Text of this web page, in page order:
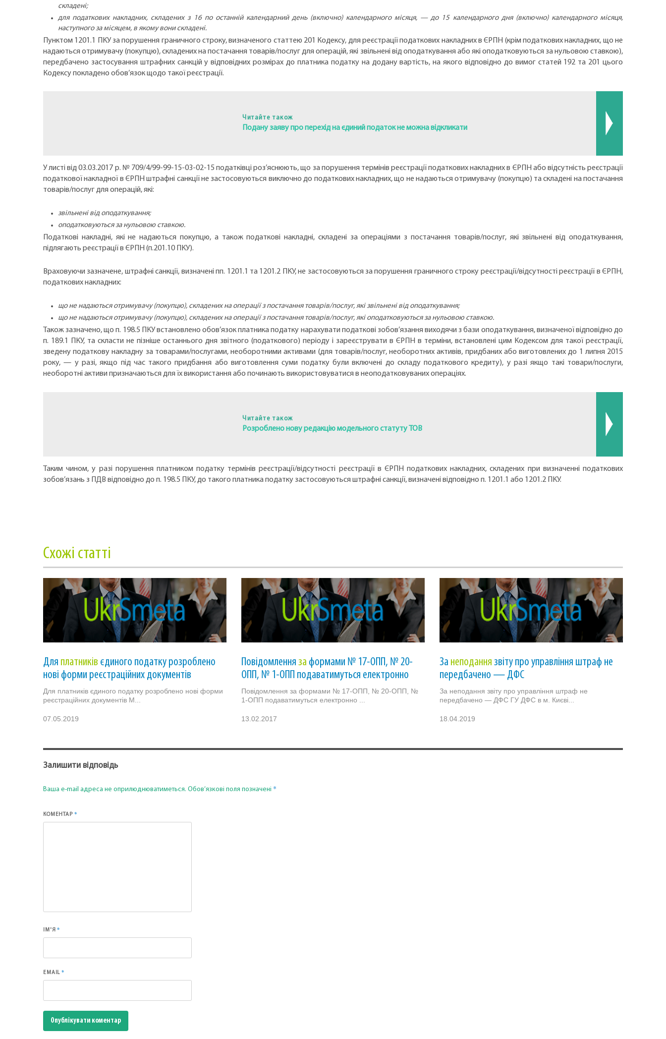
складені;
для податкових накладних, складених з 16 по останній календарний день (включно) календарного місяця, — до 15 календарного дня (включно) календарного місяця,
наступного за місяцем, в якому вони складені.
Пунктом 1201.1 ПКУ за порушення граничного строку, визначеного статтею 201 Кодексу, для реєстрації податкових накладних в ЄРПН (крім податкових накладних, що не
надаються отримувачу (покупцю), складених на постачання товарів/послуг для операцій, які звільнені від оподаткування або які оподатковуються за нульовою ставкою),
передбачено застосування штрафних санкцій у відповідних розмірах до платника податку на додану вартість, на якого відповідно до вимог статей 192 та 201 цього
Кодексу покладено обов’язок щодо такої реєстрації.
Читайте також
Подану заяву про перехід на єдиний податок не можна відкликати
У листі від 03.03.2017 р. № 709/4/99-99-15-03-02-15 податківці роз’яснюють, що за порушення термінів реєстрації податкових накладних в ЄРПН або відсутність реєстрації
податкової накладної в ЄРПН штрафні санкції не застосовуються виключно до податкових накладних, що не надаються отримувачу (покупцю) та складені на постачання
товарів/послуг для операцій, які:
звільнені від оподаткування;
оподатковуються за нульовою ставкою.
Податкові накладні, які не надаються покупцю, а також податкові накладні, складені за операціями з постачання товарів/послуг, які звільнені від оподаткування,
підлягають реєстрації в ЄРПН (п.201.10 ПКУ).
Враховуючи зазначене, штрафні санкції, визначені пп. 1201.1 та 1201.2 ПКУ, не застосовуються за порушення граничного строку реєстрації/відсутності реєстрації в ЄРПН,
податкових накладних:
що не надаються отримувачу (покупцю), складених на операції з постачання товарів/послуг, які звільнені від оподаткування;
що не надаються отримувачу (покупцю), складених на операції з постачання товарів/послуг, які оподатковуються за нульовою ставкою.
Також зазначено, що п. 198.5 ПКУ встановлено обов’язок платника податку нарахувати податкові зобов’язання виходячи з бази оподаткування, визначеної відповідно до
п. 189.1 ПКУ, та скласти не пізніше останнього дня звітного (податкового) періоду і зареєструвати в ЄРПН в терміни, встановлені цим Кодексом для такої реєстрації,
зведену податкову накладну за товарами/послугами, необоротними активами (для товарів/послуг, необоротних активів, придбаних або виготовлених до 1 липня 2015
року, — у разі, якщо під час такого придбання або виготовлення суми податку були включені до складу податкового кредиту), у разі якщо такі товари/послуги,
необоротні активи призначаються для їх використання або починають використовуватися в неоподатковуваних операціях.
Читайте також
Розроблено нову редакцію модельного статуту ТОВ
Таким чином, у разі порушення платником податку термінів реєстрації/відсутності реєстрації в ЄРПН податкових накладних, складених при визначенні податкових
зобов’язань з ПДВ відповідно до п. 198.5 ПКУ, до такого платника податку застосовуються штрафні санкції, визначені відповідно п. 1201.1 або 1201.2 ПКУ.
Cхожі статті
Для платників єдиного податку розроблено
нові форми реєстраційних документів
Для платників єдиного податку розроблено нові форми
реєстраційних документів М...
07.05.2019
Повідомлення за формами № 17-ОПП, № 20-
ОПП, № 1-ОПП подаватимуться електронно
Повідомлення за формами № 17-ОПП, № 20-ОПП, №
1-ОПП подаватимуться електронно ...
13.02.2017
За неподання звіту про управління штраф не
передбачено — ДФС
За неподання звіту про управління штраф не
передбачено — ДФС ГУ ДФС в м. Києві...
18.04.2019
Залишити відповідь
Ваша e-mail адреса не оприлюднюватиметься. Обов’язкові поля позначені *
КОМЕНТАР *
ІМ'Я*
EMAIL*